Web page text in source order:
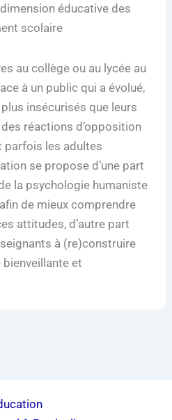
éducative des
scolaire
au collège ou au lycée au
à un public qui a évolué,
insécurisés que leurs
réactions d’opposition
parfois les adultes
se propose d’une part
la psychologie humaniste
de mieux comprendre
attitudes, d’autre part
à (re)construire
et